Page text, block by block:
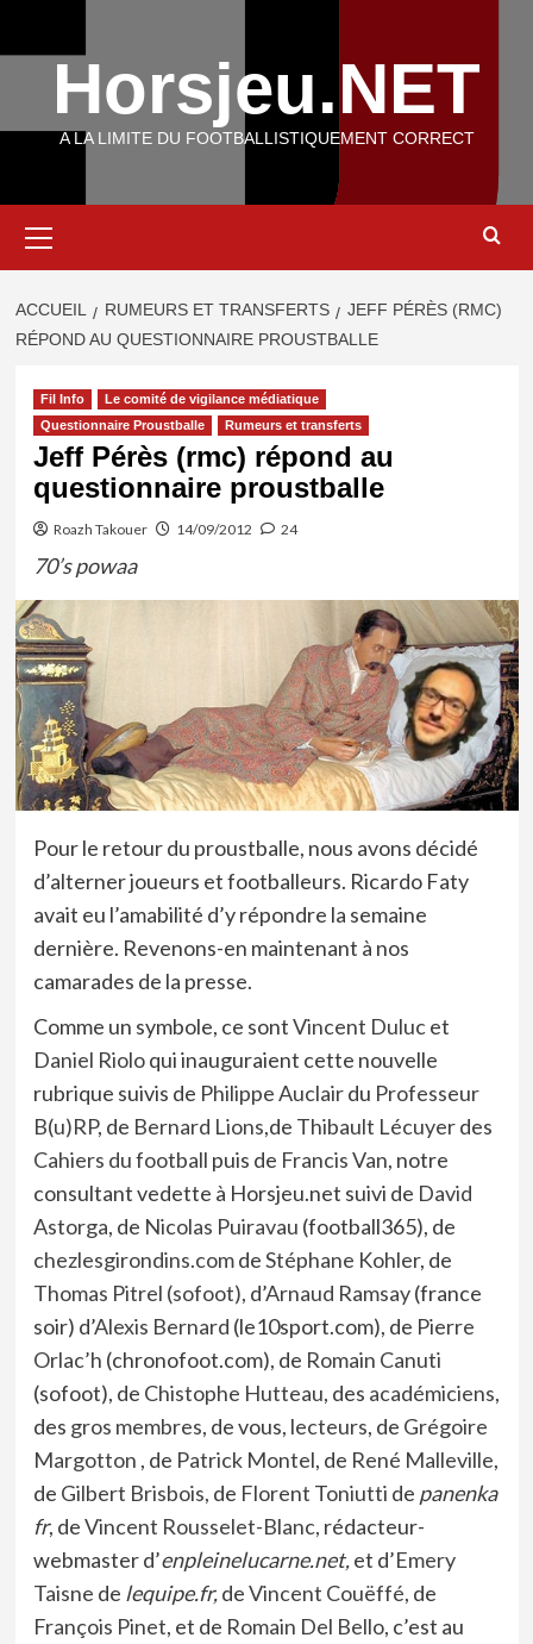
Horsjeu.NET
A LA LIMITE DU FOOTBALLISTIQUEMENT CORRECT
principal
ACCUEIL RUMEURS ET TRANSFERTS
JEFF PÉRÈS (RMC)
RÉPOND AU QUESTIONNAIRE PROUSTBALLE
Fil Info
Le comité de vigilance médiatique
Questionnaire Proustballe
Rumeurs et transferts
Jeff Pérès (rmc) répond au
questionnaire proustballe
Roazh Takouer 14/09/2012 24
70’s powaa
Pour le retour du proustballe, nous avons décidé
d’alterner joueurs et footballeurs. Ricardo Faty
avait eu l’amabilité d’y répondre la semaine
dernière. Revenons-en maintenant à nos
camarades de la presse.
Comme un symbole, ce sontVincent Dulucet
Daniel Rioloqui inauguraient cette nouvelle
rubrique suivis de Philippe Auclairdu Professeur
B(u)RP, de Bernard Lions,de Thibault Lécuyerdes
Cahiers du football puis de Francis Van, notre
consultant vedette à Horsjeu.net suivi de David
Astorga, de Nicolas Puiravau (football365), de
chezlesgirondins.comdeStéphane Kohler, de
Thomas Pitrel (sofoot), d’Arnaud Ramsay(france
soir) d’Alexis Bernard (le10sport.com), de Pierre
Orlac’h (chronofoot.com), de Romain Canuti
(sofoot), de Chistophe Hutteau, des académiciens,
des gros membres, de vous, lecteurs, de Grégoire
Margotton , de Patrick Montel, de René Malleville,
de Gilbert Brisbois, de Florent Toniutti de panenka
fr, deVincent Rousselet-Blanc, rédacteur-
webmaster d’enpleinelucarne.net,et d’Emery
Taisne de lequipe.fr,deVincent Couëffé, de
François Pinet, et de Romain Del Bello, c’est au